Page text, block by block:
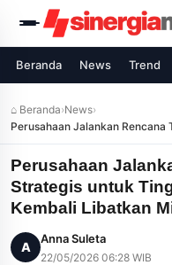
Beranda News Trend
⌂ Beranda›News›
Perusahaan Jalankan
Efisiensi dan Kembali Libatkan
Perusahaan
Strategis untuk
Kembali Libatkan
A
Anna Suleta
22/05/2026 06:28 WIB